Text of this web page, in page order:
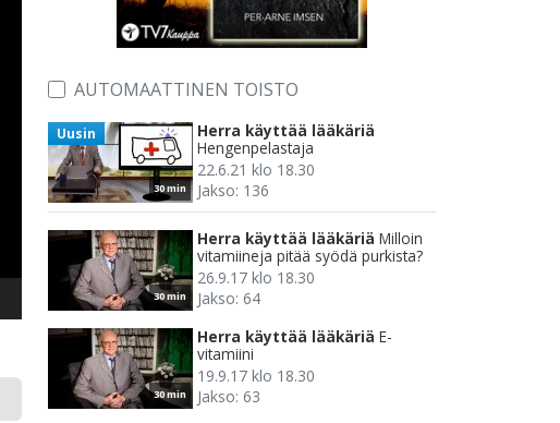
AUTOMAATTINEN TOISTO
30 min
Uusin
Herra käyttää lääkäriä
Hengenpelastaja
22.6.21 klo 18.30
Jakso: 136
30 min
Herra käyttää lääkäriä Milloin
vitamiineja pitää syödä purkista?
26.9.17 klo 18.30
Jakso: 64
30 min
Herra käyttää lääkäriä E-
vitamiini
19.9.17 klo 18.30
Jakso: 63